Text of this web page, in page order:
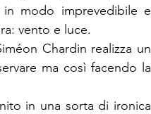
modo imprevedibile e
vento e luce.
Chardin realizza un
ma così facendo la
in una sorta di ironica